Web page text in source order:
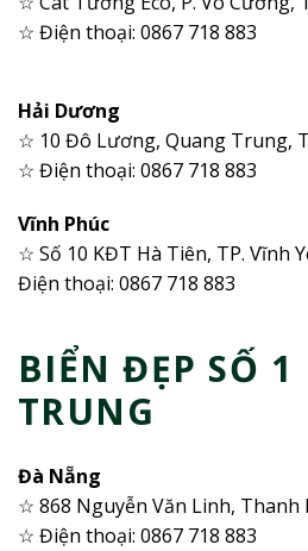
☆ Điện thoại: 0867 718 883
Hải Dương
☆ 10 Đô Lương, Quang Trung,
☆ Điện thoại: 0867 718 883
Vĩnh Phúc
☆ Số 10 KĐT Hà Tiên, TP. Vĩnh
Điện thoại: 0867 718 883
BIỂN ĐẸP SỐ 1
TRUNG
Đà Nẵng
☆ 868 Nguyễn Văn Linh, Thanh
☆ Điện thoại: 0867 718 883